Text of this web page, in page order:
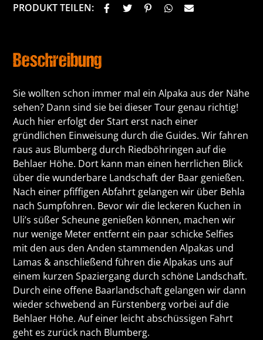
PRODUKT TEILEN:
Beschreibung
Sie wollten schon immer mal ein Alpaka aus der Nähe
sehen? Dann sind sie bei dieser Tour genau richtig!
Auch hier erfolgt der Start erst nach einer
gründlichen Einweisung durch die Guides. Wir fahren
raus aus Blumberg durch Riedböhringen auf die
Behlaer Höhe. Dort kann man einen herrlichen Blick
über die wunderbare Landschaft der Baar genießen.
Nach einer pfiffigen Abfahrt gelangen wir über Behla
nach Sumpfohren. Bevor wir die leckeren Kuchen in
Uli’s süßer Scheune genießen können, machen wir
nur wenige Meter entfernt ein paar schicke Selfies
mit den aus den Anden stammenden Alpakas und
Lamas & anschließend führen die Alpakas uns auf
einem kurzen Spaziergang durch schöne Landschaft.
Durch eine offene Baarlandschaft gelangen wir dann
wieder schwebend an Fürstenberg vorbei auf die
Behlaer Höhe. Auf einer leicht abschüssigen Fahrt
geht es zurück nach Blumberg.